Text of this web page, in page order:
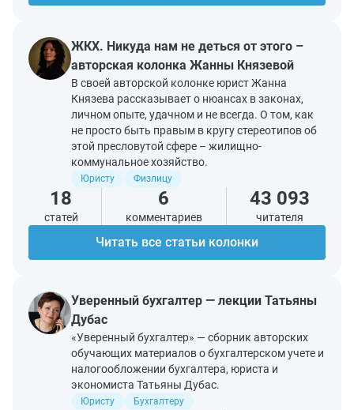
ЖКХ. Никуда нам не деться от этого –
авторская колонка Жанны Князевой
В своей авторской колонке юрист Жанна
Князева рассказывает о нюансах в законах,
личном опыте, удачном и не всегда. О том, как
не просто быть правым в кругу стереотипов об
этой пресловутой сфере – жилищно-
коммунальное хозяйство.
Юристу Физлицу
18
статей
6
комментариев
43 093
читателя
Читать все статьи колонки
Уверенный бухгалтер — лекции Татьяны
Дубас
«Уверенный бухгалтер» — сборник авторских
обучающих материалов о бухгалтерском учете и
налогообложении бухгалтера, юриста и
экономиста Татьяны Дубас.
Юристу Бухгалтеру